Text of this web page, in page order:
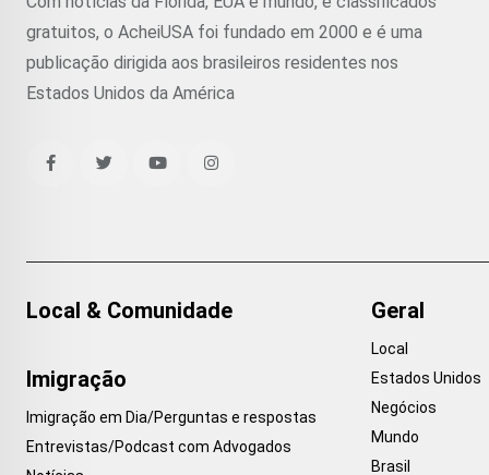
gratuitos, o AcheiUSA foi fundado em 2000 e é uma
publicação dirigida aos brasileiros residentes nos
Estados Unidos da América
Local & Comunidade
Imigração
Imigração em Dia/Perguntas e respostas
Entrevistas/Podcast com Advogados
Geral
Local
Estados Unidos
Negócios
Mundo
Brasil